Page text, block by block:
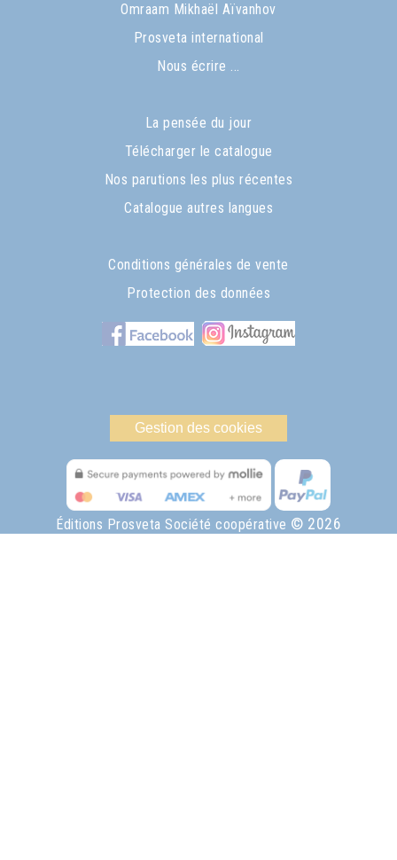
Omraam Mikhaël Aïvanhov
Prosveta international
Nous écrire ...
La pensée du jour
Télécharger le catalogue
Nos parutions les plus récentes
Catalogue autres langues
Conditions générales de vente
Protection des données
Gestion des cookies
Éditions Prosveta Société coopérative © 2026